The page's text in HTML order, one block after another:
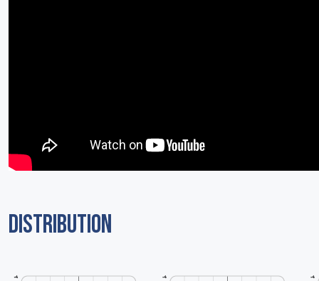
DISTRIBUTION